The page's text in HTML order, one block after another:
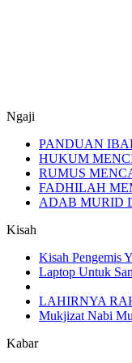
Ngaji
PANDUAN
HUKUM
RUMUS
FADHILAH
ADAB MURID
Kisah
Kisah Pengemis
Laptop Untuk
LAHIRNYA
Mukjizat Nabi
Kabar